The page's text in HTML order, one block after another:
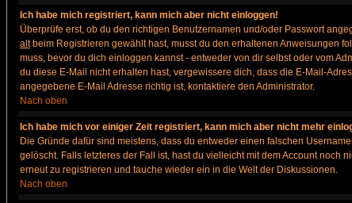
Ich habe mich registriert, kann mich aber nicht einloggen!
Überprüfe erst, ob du den richtigen Benutzernamen und/oder Passwort
altbeim Registrieren gewählt hast, musst du den erhaltenen Anweisungen
muss, bevor du dich einloggen kannst - entweder von dir selbst oder vom
du diese E-Mail nicht erhalten hast, vergewissere dich, dass die E-Mail-
angegebene E-Mail Adresse richtig ist, kontaktiere den Administrator.
Nach oben
Ich habe mich vor einiger Zeit registriert, kann mich aber nicht mehr
Die Gründe dafür sind meistens, dass du entweder einen falschen
gelöscht. Falls letzteres der Fall ist, hast du vielleicht mit dem Account noch
erneut zu registrieren und tauche wieder ein in die Welt der Diskussionen.
Nach oben